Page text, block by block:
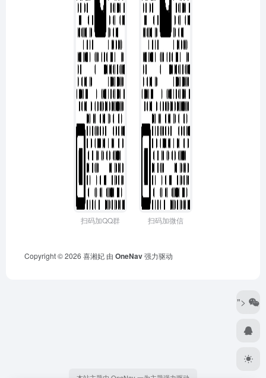
扫码加QQ群 扫码加微信
Copyright © 2026 喜湘妃 由 OneNav强力驱动
">